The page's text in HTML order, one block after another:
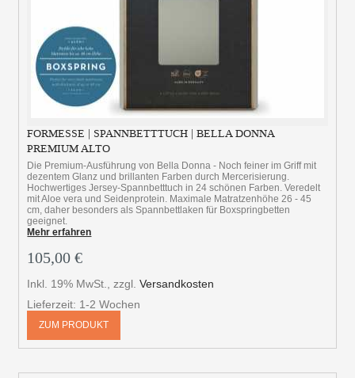
FORMESSE | SPANNBETTTUCH | BELLA DONNA
PREMIUM ALTO
Die Premium-Ausführung von Bella Donna - Noch feiner im Griff mit
dezentem Glanz und brillanten Farben durch Mercerisierung.
Hochwertiges Jersey-Spannbetttuch in 24 schönen Farben. Veredelt
mit Aloe vera und Seidenprotein. Maximale Matratzenhöhe 26 - 45
cm, daher besonders als Spannbettlaken für Boxspringbetten
geeignet.
Mehr erfahren
105,00 €
Inkl. 19% MwSt.,zzgl.Versandkosten
Lieferzeit: 1-2 Wochen
ZUM PRODUKT